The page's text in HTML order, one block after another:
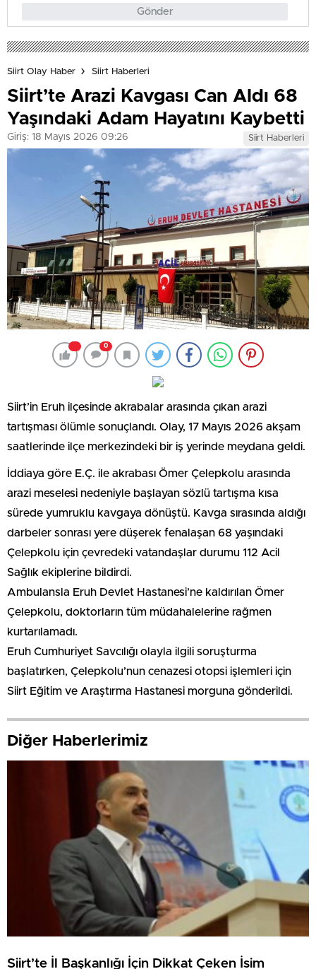
Gönder
Siirt Olay Haber Siirt Haberleri
Siirt’te Arazi Kavgası Can Aldı 68
Yaşındaki Adam Hayatını Kaybetti
Giriş: 18 Mayıs 2026 09:26 Siirt Haberleri
0
Siirt’in Eruh ilçesinde akrabalar arasında çıkan arazi
tartışması ölümle sonuçlandı. Olay, 17 Mayıs 2026 akşam
saatlerinde ilçe merkezindeki bir iş yerinde meydana geldi.
İddiaya göre E.Ç. ile akrabası Ömer Çelepkolu arasında
arazi meselesi nedeniyle başlayan sözlü tartışma kısa
sürede yumruklu kavgaya dönüştü. Kavga sırasında aldığı
darbeler sonrası yere düşerek fenalaşan 68 yaşındaki
Çelepkolu için çevredeki vatandaşlar durumu 112 Acil
Sağlık ekiplerine bildirdi.
Ambulansla Eruh Devlet Hastanesi’ne kaldırılan Ömer
Çelepkolu, doktorların tüm müdahalelerine rağmen
kurtarılamadı.
Eruh Cumhuriyet Savcılığı olayla ilgili soruşturma
başlatırken, Çelepkolu’nun cenazesi otopsi işlemleri için
Siirt Eğitim ve Araştırma Hastanesi morguna gönderildi.
Diğer Haberlerimiz
Siirt’te İl Başkanlığı İçin Dikkat Çeken İsim